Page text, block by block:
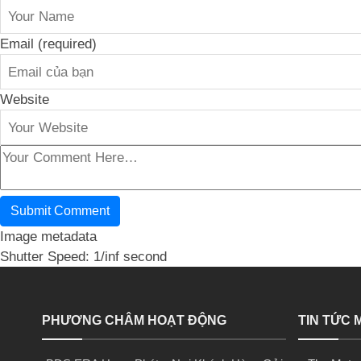
Email (required)
Website
Image metadata
Shutter Speed: 1/inf second
PHƯƠNG CHÂM HOẠT ĐỘNG TIN TỨC